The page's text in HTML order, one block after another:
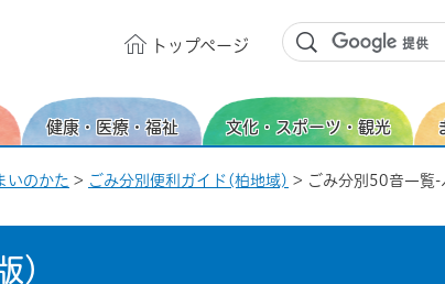
トップページ
健康・医療・福祉 文化・スポーツ・観光
いのかた > ごみ分別便利ガイド(柏地域) > ごみ分別50音一覧-
）